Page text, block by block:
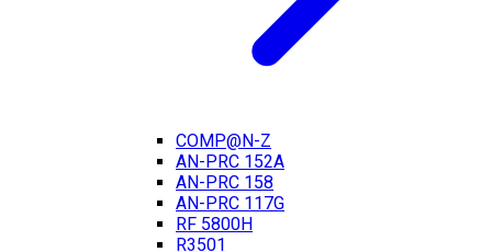
COMP@N-Z
AN-PRC 152A
AN-PRC 158
AN-PRC 117G
RF 5800H
R3501